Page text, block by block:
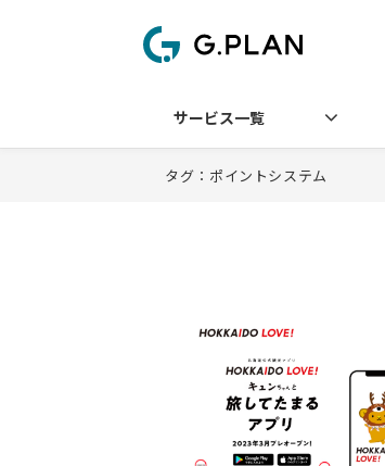
サービス一覧
タグ：ポイントシステム